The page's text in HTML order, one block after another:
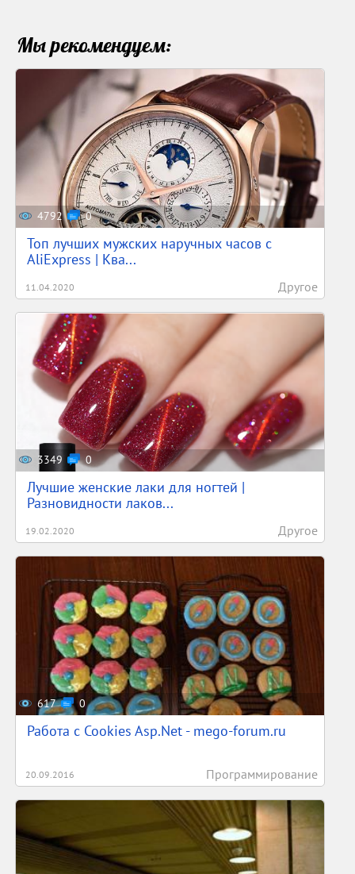
Мы рекомендуем:
4792 0
Топ лучших мужских наручных часов с
AliExpress | Ква...
11.04.2020 Другое
3349 0
Лучшие женские лаки для ногтей |
Разновидности лаков...
19.02.2020 Другое
617 0
Работа с Cookies Asp.Net - mego-forum.ru
20.09.2016 Программирование